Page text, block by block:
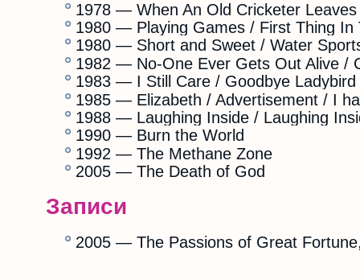
1978 — When An Old Cricketer
1980 — Playing Games / First Thing In
1980 — Short and Sweet / Water
1982 — No-One Ever Gets Out Alive /
1983 — I Still Care / Goodbye Ladybird
1985 — Elizabeth / Advertisement / I
1988 — Laughing Inside / Laughing
1990 — Burn the World
1992 — The Methane Zone
2005 — The Death of God
Записи
2005 — The Passions of Great